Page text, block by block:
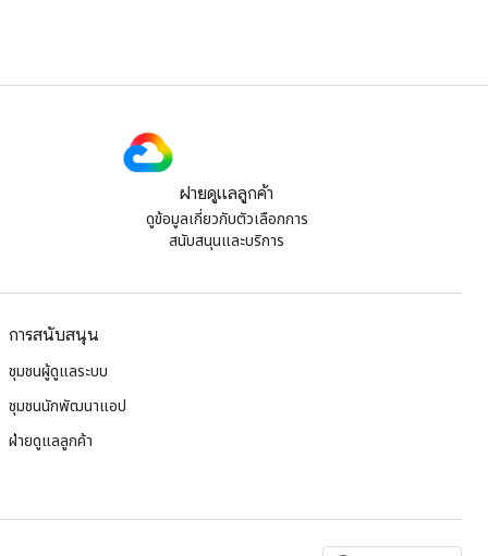
ฝ่ายดูแลลูกค้า
ดูข้อมูลเกี่ยวกับตัวเลือกการ
สนับสนุนและบริการ
การสนับสนุน
ชุมชนผู้ดูแลระบบ
ชุมชนนักพัฒนาแอป
ฝ่ายดูแลลูกค้า